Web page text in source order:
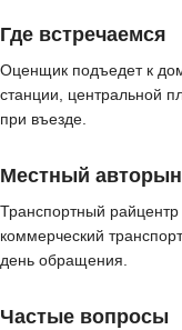
Где встречаемся
Оценщик подъедет к
станции, центральной
при въезде.
Местный
Транспортный
коммерческий
день обращения.
Частые вопросы